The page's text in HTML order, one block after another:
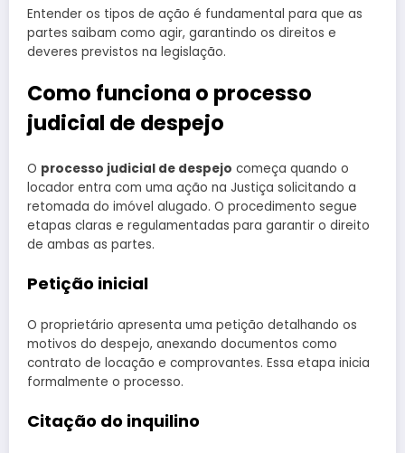
Entender os tipos de ação é fundamental para que as
partes saibam como agir, garantindo os direitos e
deveres previstos na legislação.
Como funciona o processo
judicial de despejo
O processo judicial de despejo começa quando o
locador entra com uma ação na Justiça solicitando a
retomada do imóvel alugado. O procedimento segue
etapas claras e regulamentadas para garantir o direito
de ambas as partes.
Petição inicial
O proprietário apresenta uma petição detalhando os
motivos do despejo, anexando documentos como
contrato de locação e comprovantes. Essa etapa inicia
formalmente o processo.
Citação do inquilino